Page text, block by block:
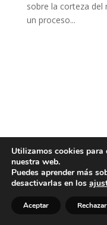
sobre la corteza del
un proceso...
Utilizamos cookies para
nuestra web.
Puedes aprender más
desactivarlas en los
Aceptar